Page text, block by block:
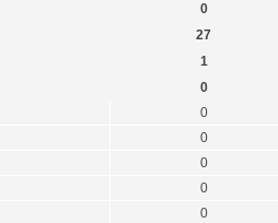
0
27
1
0
0
0
0
0
0